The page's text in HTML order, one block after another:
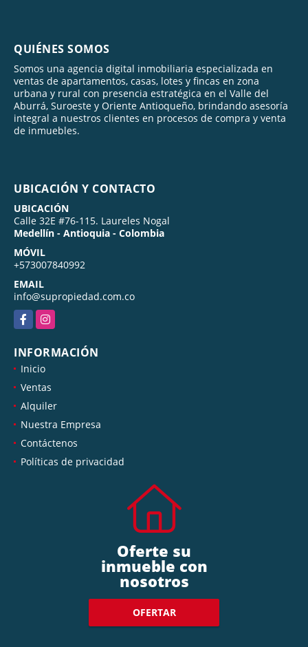
QUIÉNES SOMOS
Somos una agencia digital inmobiliaria especializada en
ventas de apartamentos, casas, lotes y fincas en zona
urbana y rural con presencia estratégica en el Valle del
Aburrá, Suroeste y Oriente Antioqueño, brindando asesoría
integral a nuestros clientes en procesos de compra y venta
de inmuebles.
UBICACIÓN Y CONTACTO
UBICACIÓN
Calle 32E #76-115. Laureles Nogal
Medellín - Antioquia - Colombia
MÓVIL
+573007840992
EMAIL
info@supropiedad.com.co
FacebookInstagram
INFORMACIÓN
Inicio
Ventas
Alquiler
Nuestra Empresa
Contáctenos
Políticas de privacidad
Oferte su
inmueble con
nosotros
OFERTAR